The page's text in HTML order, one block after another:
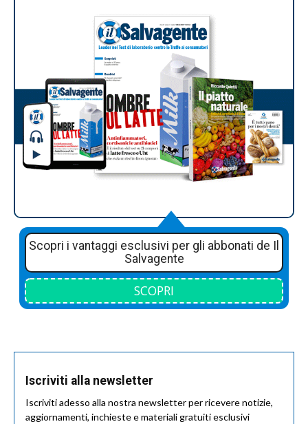
Scopri i vantaggi esclusivi per gli abbonati de Il
Salvagente
SCOPRI
Iscriviti alla newsletter
Iscriviti adesso alla nostra newsletter per ricevere notizie,
aggiornamenti, inchieste e materiali gratuiti esclusivi